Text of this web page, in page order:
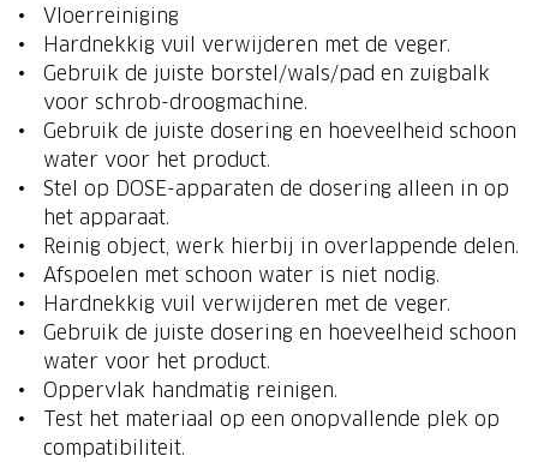
Vloerreiniging
Hardnekkig vuil verwijderen met de veger.
Gebruik de juiste borstel/wals/pad en zuigbalk
voor schrob-droogmachine.
Gebruik de juiste dosering en hoeveelheid schoon
water voor het product.
Stel op DOSE-apparaten de dosering alleen in op
het apparaat.
Reinig object, werk hierbij in overlappende delen.
Afspoelen met schoon water is niet nodig.
Hardnekkig vuil verwijderen met de veger.
Gebruik de juiste dosering en hoeveelheid schoon
water voor het product.
Oppervlak handmatig reinigen.
Test het materiaal op een onopvallende plek op
compatibiliteit.